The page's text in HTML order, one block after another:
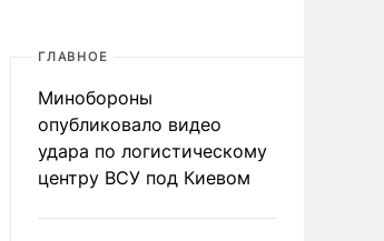
ГЛАВНОЕ
Минобороны
опубликовало видео
удара по логистическому
центру ВСУ под Киевом